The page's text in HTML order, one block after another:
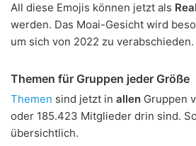
All diese Emojis können jetzt als
werden. Das Moai-Gesicht wird
um sich von 2022 zu verabschieden.
Themen für Gruppen jeder Größe
Themen sind jetzt in allen Gruppen
oder 185.423 Mitglieder drin sind.
übersichtlich.